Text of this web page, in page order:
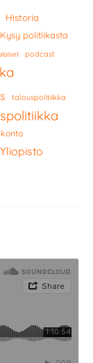
Historia
Kysy politiikasta
podcast
talouspolitiikka
Yliopisto